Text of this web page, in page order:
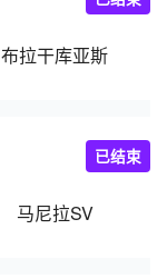
布拉干库亚斯
马尼拉SV
已结束